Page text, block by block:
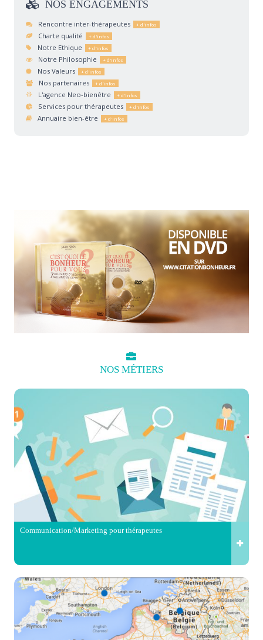
NOS ENGAGEMENTS
Rencontre inter-thérapeutes
Charte qualité
Notre Ethique
Notre Philosophie
Nos Valeurs
Nos partenaires
L'agence Neo-bienêtre
Services pour thérapeutes
Annuaire bien-être
NOS MÉTIERS
Communication/Marketing pour thérapeutes